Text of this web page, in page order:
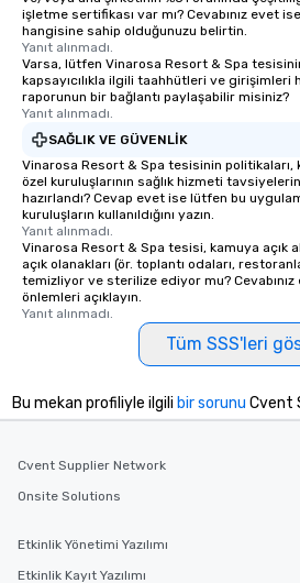
işletme sertifikası var mı? Cevabınız evet
hangisine sahip olduğunuzu belirtin.
Yanıt alınmadı.
Varsa, lütfen Vinarosa Resort & Spa
kapsayıcılıkla ilgili taahhütleri ve girişimleri
raporunun bir bağlantı paylaşabilir misiniz?
Yanıt alınmadı.
SAĞLIK VE GÜVENLIK
Vinarosa Resort & Spa tesisinin politikaları,
özel kuruluşlarının sağlık hizmeti
hazırlandı? Cevap evet ise lütfen bu
kuruluşların kullanıldığını yazın.
Yanıt alınmadı.
Vinarosa Resort & Spa tesisi, kamuya açık
açık olanakları (ör. toplantı odaları,
temizliyor ve sterilize ediyor mu? Cevabınız
önlemleri açıklayın.
Yanıt alınmadı.
Tüm SSS'leri
Bu mekan profiliyle ilgili bir sorunu Cvent
Cvent Supplier Network
Onsite Solutions
Etkinlik Yönetimi Yazılımı
Etkinlik Kayıt Yazılımı